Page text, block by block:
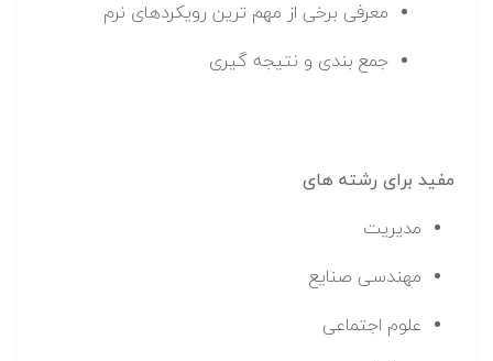
معرفی برخی از مهم ترین رویکردهای نرم
جمع بندی و نتیجه گیری
مفید برای رشته های
مدیریت
مهندسی صنایع
علوم اجتماعی